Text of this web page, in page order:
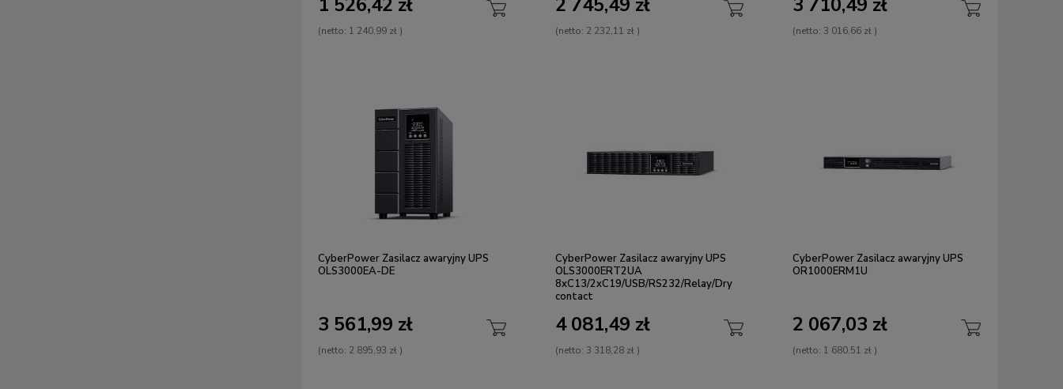
(netto: 1 240,99 zł ) (netto: 2 232,11 zł ) (netto: 3 016,66 zł )
CyberPower Zasilacz awaryjny UPS
OLS3000EA-DE
3 561,99 zł
(netto: 2 895,93 zł )
CyberPower Zasilacz awaryjny UPS
OLS3000ERT2UA
8xC13/2xC19/USB/RS232/Relay/Dry
contact
4 081,49 zł
(netto: 3 318,28 zł )
CyberPower Zasilacz awaryjny UPS
OR1000ERM1U
2 067,03 zł
(netto: 1 680,51 zł )